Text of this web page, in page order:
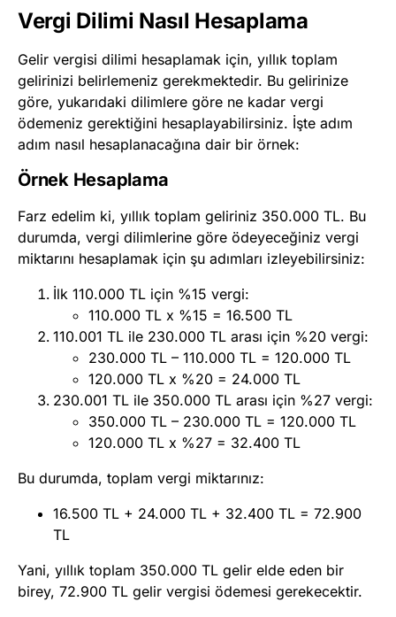
Vergi Dilimi Nasıl Hesaplama
Gelir vergisi dilimi hesaplamak için, yıllık toplam
gelirinizi belirlemeniz gerekmektedir. Bu gelirinize
göre, yukarıdaki dilimlere göre ne kadar vergi
ödemeniz gerektiğini hesaplayabilirsiniz. İşte adım
adım nasıl hesaplanacağına dair bir örnek:
Örnek Hesaplama
Farz edelim ki, yıllık toplam geliriniz 350.000 TL. Bu
durumda, vergi dilimlerine göre ödeyeceğiniz vergi
miktarını hesaplamak için şu adımları izleyebilirsiniz:
İlk 110.000 TL için %15 vergi:
110.000 TL x %15 = 16.500 TL
110.001 TL ile 230.000 TL arası için %20 vergi:
230.000 TL – 110.000 TL = 120.000 TL
120.000 TL x %20 = 24.000 TL
230.001 TL ile 350.000 TL arası için %27 vergi:
350.000 TL – 230.000 TL = 120.000 TL
120.000 TL x %27 = 32.400 TL
Bu durumda, toplam vergi miktarınız:
16.500 TL + 24.000 TL + 32.400 TL = 72.900
TL
Yani, yıllık toplam 350.000 TL gelir elde eden bir
birey, 72.900 TL gelir vergisi ödemesi gerekecektir.